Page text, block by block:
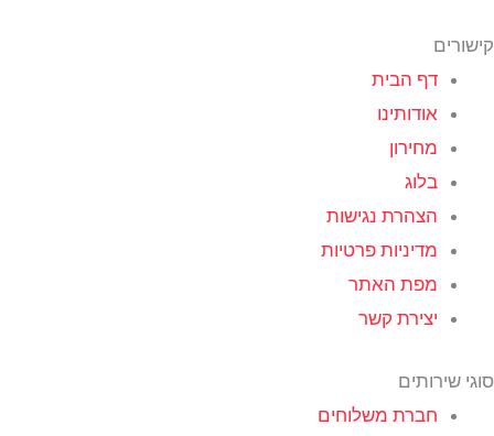
קישורים
דף הבית
אודותינו
מחירון
בלוג
הצהרת נגישות
מדיניות פרטיות
מפת האתר
יצירת קשר
סוגי שירותים
חברת משלוחים